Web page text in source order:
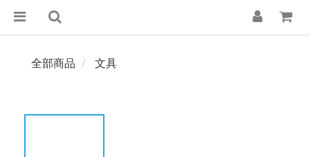
全部商品 文具